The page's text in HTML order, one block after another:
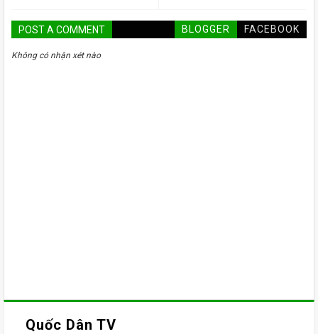
POST A COMMENT BLOGGER FACEBOOK
Không có nhận xét nào
Quốc Dân TV